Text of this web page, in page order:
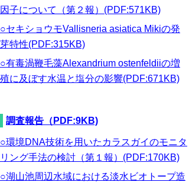
因子について（第２報）(PDF:571KB)
○セキショウモVallisneria asiatica Mikiの発
芽特性(PDF:315KB)
○有毒渦鞭毛藻Alexandrium ostenfeldiiの増
殖に及ぼす水温と塩分の影響(PDF:671KB)
調査報告（PDF:9KB)
○環境DNA技術を用いたカラスガイのモニタ
リング手法の検討（第１報）(PDF:170KB)
○湖山池周辺水域における淡水ビオトープ造